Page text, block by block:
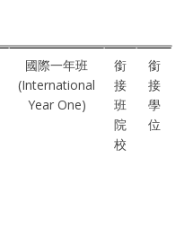
國際一年班
(International
Year One)
銜
接
班
院
校
銜
接
學
位